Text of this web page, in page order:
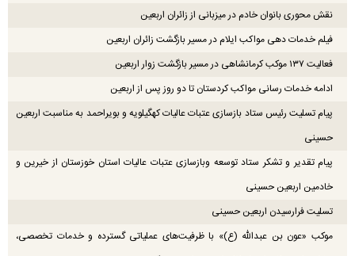
نقش محوری بانوان خادم در میزبانی از زائران اربعین
فیلم خدمات دهی مواکب ایلام در مسیر بازگشت زائران اربعین
فعالیت ۱۳۷ موکب کرمانشاهی در مسیر بازگشت زوار اربعین
ادامه خدمات رسانی مواکب کردستان تا دو روز پس از اربعین
پیام تسلیت رئیس ستاد بازسازی عتبات عالیات کهگیلویه و بویراحمد به مناسبت اربعین
حسینی
پیام تقدیر و تشکر ستاد توسعه وبازسازی عتبات عالیات استان خوزستان از خیرین و
خادمین اربعین حسینی
تسلیت فرارسیدن اربعین حسینی
موکب «عون بن عبدالله (ع)» با ظرفیت‌های عملیاتی گسترده و خدمات تخصصی،